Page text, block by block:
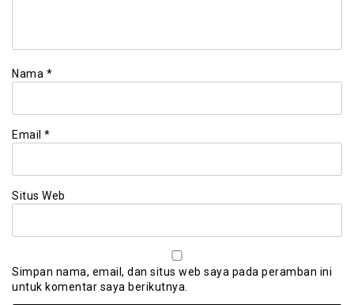
Nama *
Email *
Situs Web
Simpan nama, email, dan situs web saya pada peramban ini
untuk komentar saya berikutnya.